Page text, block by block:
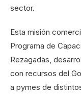
sector.
Esta misión
Programa de
Rezagadas,
con recursos del
a pymes de